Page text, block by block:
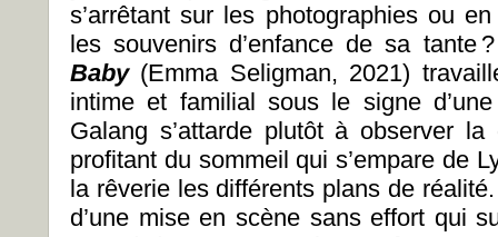
s’arrêtant sur les photographies ou
les souvenirs d’enfance de sa
Baby(Emma Seligman, 2021)
intime et familial sous le signe
Galang s’attarde plutôt à observer la
profitant du sommeil qui s’empare de
la rêverie les différents plans de
d’une mise en scène sans effort qui